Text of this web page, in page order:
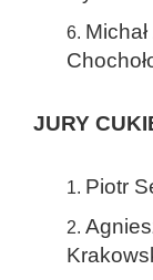
JURY
Piotr